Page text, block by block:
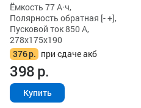
Ёмкость 77 А·ч,
Полярность обратная [- +],
Пусковой ток 850 А,
278x175x190
376р. при сдаче акб
398р.
Купить